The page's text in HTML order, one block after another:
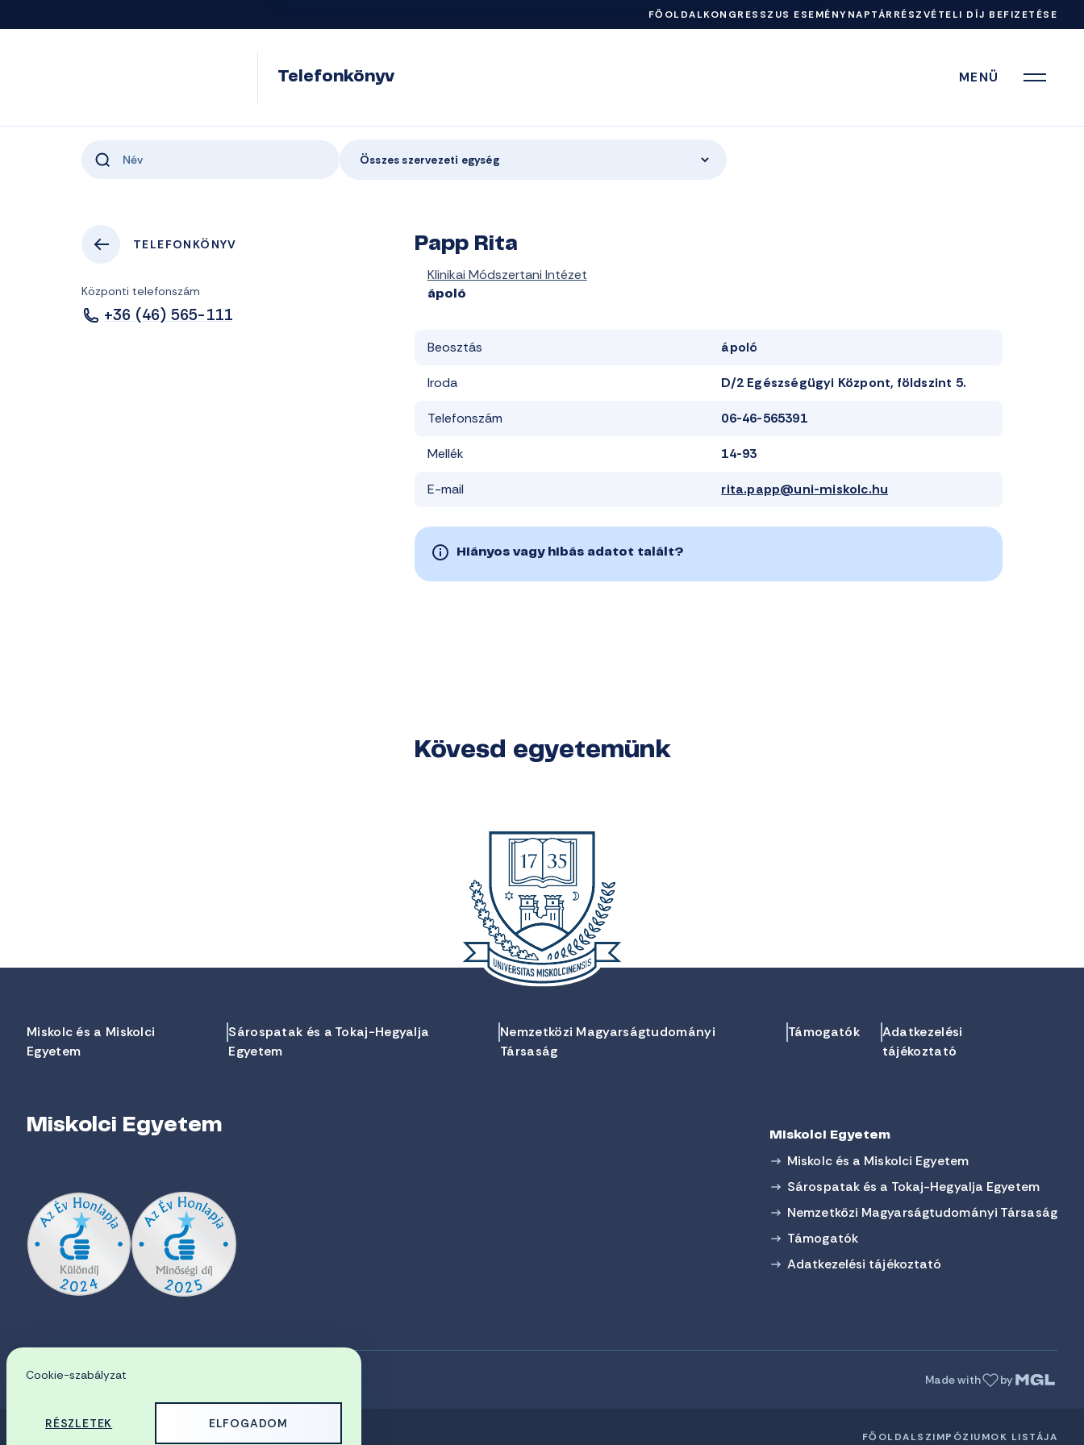
FŐOLDALKONGRESSZUS ESEMÉNYNAPTÁRRÉSZVÉTELI DÍJ BEFIZETÉSE
Telefonkönyv MENÜ
Összes szervezeti egység
TELEFONKÖNYV
Központi telefonszám
+36 (46) 565-111
Papp Rita
Klinikai Módszertani Intézet
ápoló
Beosztás ápoló
Iroda D/2 Egészségügyi Központ, földszint 5.
Telefonszám 06-46-565391
Mellék 14-93
E-mail rita.papp@uni-miskolc.hu
Hiányos vagy hibás adatot talált?
Kövesd egyetemünk
Miskolc és a Miskolci
Egyetem
Sárospatak és a Tokaj-Hegyalja
Egyetem
Nemzetközi Magyarságtudományi
Társaság
Támogatók
Adatkezelési
tájékoztató
Miskolci Egyetem Miskolci Egyetem
Miskolc és a Miskolci Egyetem
Sárospatak és a Tokaj-Hegyalja Egyetem
Nemzetközi Magyarságtudományi Társaság
Támogatók
Adatkezelési tájékoztató
EN Made with by
FŐOLDALSZIMPÓZIUMOK LISTÁJA
Cookie-szabályzat
RÉSZLETEK ELFOGADOM